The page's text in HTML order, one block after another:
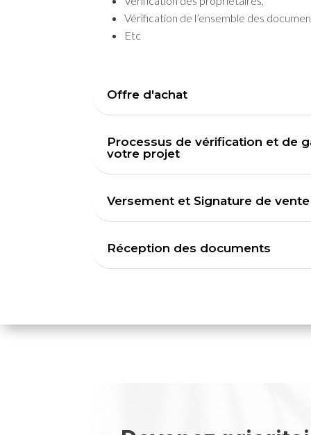
Vérification de l’ensemble des
Etc
Offre d'achat
Processus de vérification et de
votre projet
Versement et Signature de vente
Réception des documents